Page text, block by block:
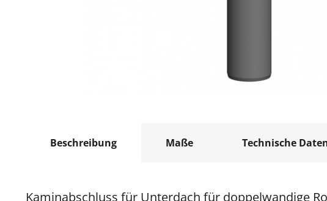
Beschreibung Maße Technische
Kaminabschluss für Unterdach für doppelwandige